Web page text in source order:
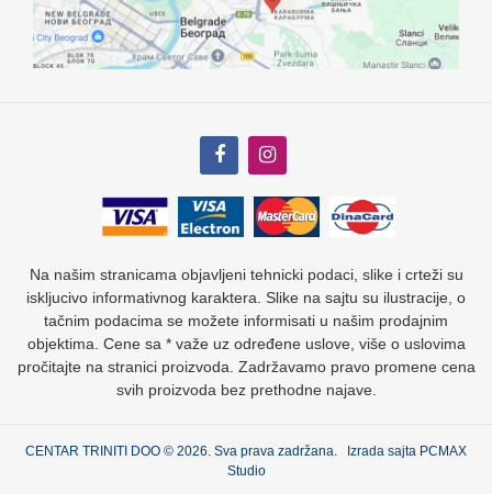
Na našim stranicama objavljeni tehnicki podaci, slike i crteži su
iskljucivo informativnog karaktera. Slike na sajtu su ilustracije, o
tačnim podacima se možete informisati u našim prodajnim
objektima. Cene sa * važe uz određene uslove, više o uslovima
pročitajte na stranici proizvoda. Zadržavamo pravo promene cena
svih proizvoda bez prethodne najave.
CENTAR TRINITI DOO © 2026. Sva prava zadržana. Izrada sajta PCMAX
Studio